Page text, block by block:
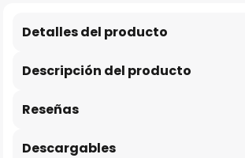
Descripción del producto
Detalles del producto
Reseñas
Descargables